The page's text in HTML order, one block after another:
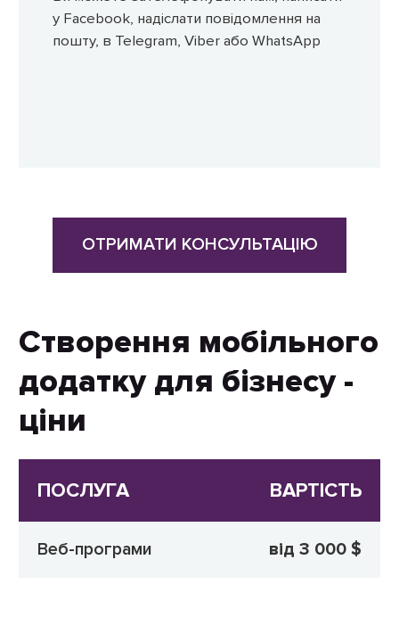
у Facebook, надіслати повідомлення на
пошту, в Telegram, Viber або WhatsApp
ОТРИМАТИ КОНСУЛЬТАЦІЮ
Створення мобільного
додатку для бізнесу -
ціни
ПОСЛУГА ВАРТІСТЬ
Веб-програми від 3 000 $